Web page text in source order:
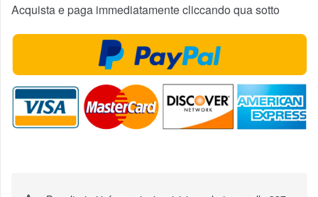
Acquista e paga immediatamente cliccando qua sotto